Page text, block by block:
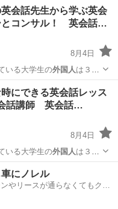
会話先生から学ぶ英会
コンサル！ 英会話…
8月4日
いる大学生の外国人は３カ
せるアプリなど…
にできる英会話レッス
英会話講師 英会話…
8月4日
いる大学生の外国人は３カ
せるアプリなど…
にノレル
やリースが通らなくてもクル